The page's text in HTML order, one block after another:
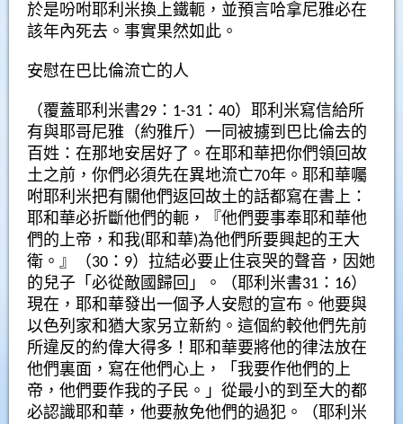
於是吩咐耶利米換上鐵軛，並預言哈拿尼雅必在
該年內死去。事實果然如此。
安慰在巴比倫流亡的人
（覆蓋耶利米書29：1-31：40）耶利米寫信給所
有與耶哥尼雅（約雅斤）一同被擄到巴比倫去的
百姓：在那地安居好了。在耶和華把你們領回故
土之前，你們必須先在異地流亡70年。耶和華囑
咐耶利米把有關他們返回故土的話都寫在書上：
耶和華必折斷他們的軛，『他們要事奉耶和華他
們的上帝，和我(耶和華)為他們所要興起的王大
衛。』（30：9）拉結必要止住哀哭的聲音，因她
的兒子「必從敵國歸回」。（耶利米書31：16）
現在，耶和華發出一個予人安慰的宣布。他要與
以色列家和猶大家另立新約。這個約較他們先前
所違反的約偉大得多！耶和華要將他的律法放在
他們裏面，寫在他們心上，「我要作他們的上
帝，他們要作我的子民。」從最小的到至大的都
必認識耶和華，他要赦免他們的過犯。（耶利米